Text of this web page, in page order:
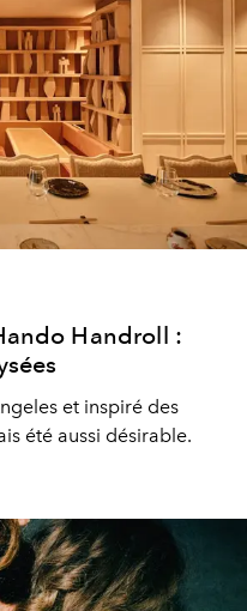
Handroll :
et inspiré des
été aussi désirable.